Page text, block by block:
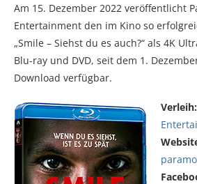
Am 15. Dezember 2022 veröffentlicht
Entertainment den im Kino so
„Smile – Siehst du es auch?“ als 4K
Blu-ray und DVD, seit dem 1.
Download verfügbar.
Verleih: